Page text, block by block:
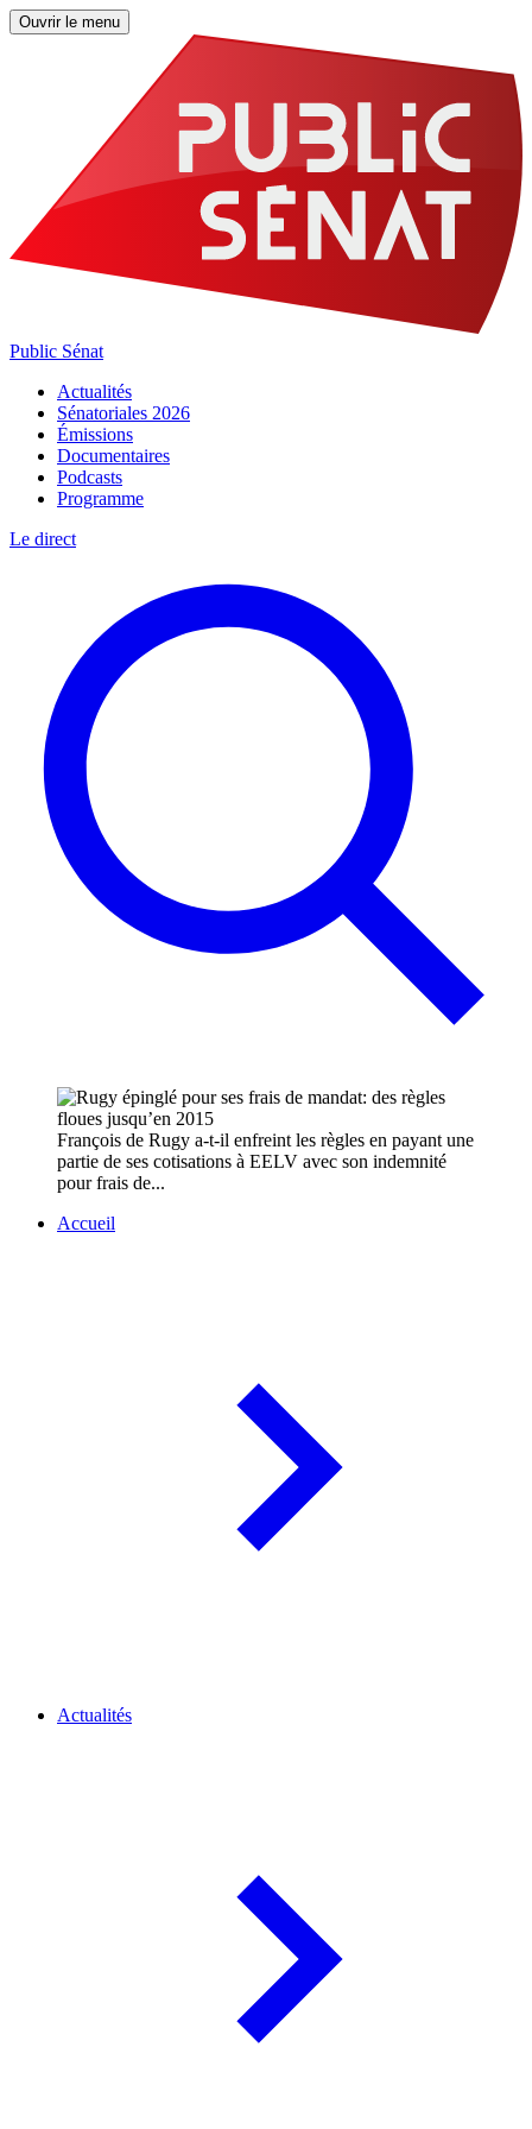
Ouvrir le menu
Public Sénat
Actualités
Sénatoriales 2026
Émissions
Documentaires
Podcasts
Programme
Le direct
François de Rugy a-t-il enfreint les règles en payant une
partie de ses cotisations à EELV avec son indemnité
pour frais de...
Accueil
Actualités